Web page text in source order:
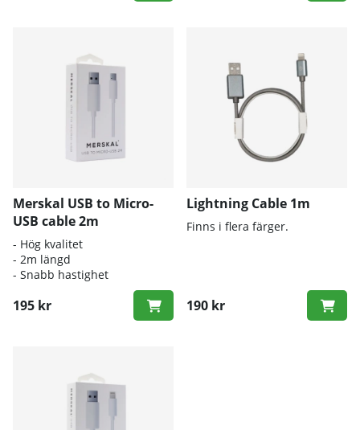
Merskal USB to Micro-
USB cable 2m
- Hög kvalitet
- 2m längd
- Snabb hastighet
195 kr
Lightning Cable 1m
Finns i flera färger.
190 kr